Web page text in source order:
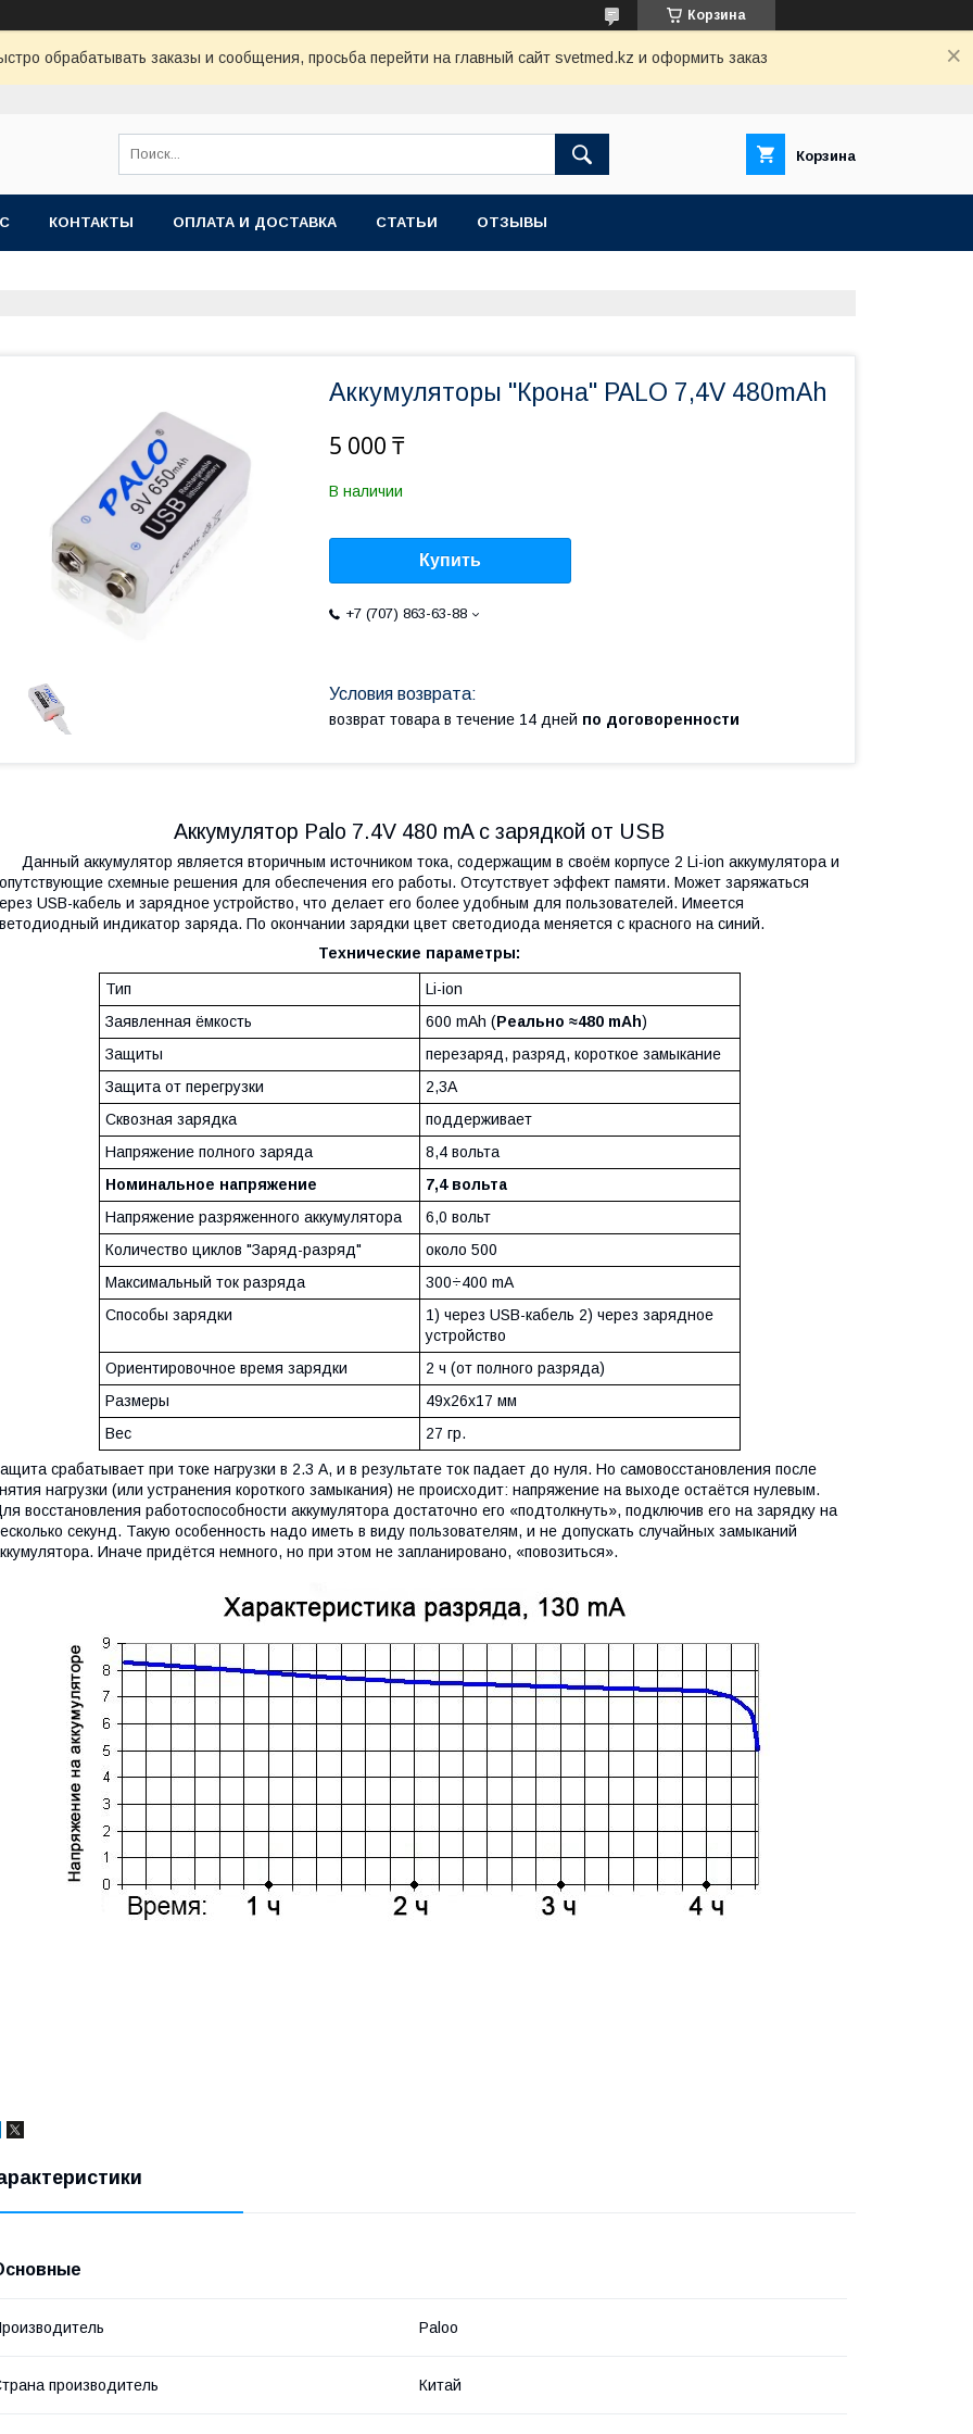
Корзина
обрабатывать заказы и сообщения, просьба перейти на главный сайт svetmed.kz и оформить заказ
Корзина
КОНТАКТЫ ОПЛАТА И ДОСТАВКА СТАТЬИ ОТЗЫВЫ
Аккумуляторы "Крона" PALO 7,4V 480mAh
5 000 ₸
В наличии
Купить
+7 (707) 863-63-88
возврат товара в течение 14 дней по договоренности
Аккумулятор Palo 7.4V 480 mA с зарядкой от USB
Данный аккумулятор является вторичным источником тока, содержащим в своём корпусе 2 Li-ion аккумулятора и
схемные решения для обеспечения его работы. Отсутствует эффект памяти. Может заряжаться
USB-кабель и зарядное устройство, что делает его более удобным для пользователей. Имеется
индикатор заряда. По окончании зарядки цвет светодиода меняется с красного на синий.
Технические параметры:
Тип
Li-ion
Заявленная ёмкость
600 mAh (Реально ≈480 mAh)
Защиты
перезаряд, разряд, короткое замыкание
Защита от перегрузки
2,3А
Сквозная зарядка
поддерживает
Напряжение полного заряда
8,4 вольта
Номинальное напряжение
7,4 вольта
Напряжение разряженного аккумулятора
6,0 вольт
Количество циклов "Заряд-разряд"
около 500
Максимальный ток разряда
300÷400 mA
Способы зарядки
1) через USB-кабель 2) через зарядное
устройство
Ориентировочное время зарядки
2 ч (от полного разряда)
Размеры
49х26х17 мм
Вес
27 гр.
срабатывает при токе нагрузки в 2.3 А, и в результате ток падает до нуля. Но самовосстановления после
нагрузки (или устранения короткого замыкания) не происходит: напряжение на выходе остаётся нулевым.
восстановления работоспособности аккумулятора достаточно его «подтолкнуть», подключив его на зарядку на
секунд. Такую особенность надо иметь в виду пользователям, и не допускать случайных замыканий
Иначе придётся немного, но при этом не запланировано, «повозиться».
Paloo
производитель Китай